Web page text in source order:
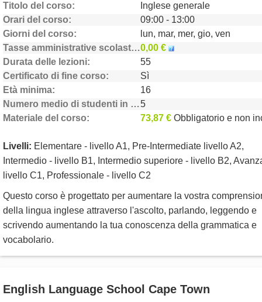
Titolo del corso
Inglese generale
Orari del corso
09:00 - 13:00
Giorni del corso
lun, mar, mer, gio, ven
Tasse amministrative scolastiche0,00 €
Durata delle lezioni
55
Certificato di fine corso
Sì
Età minima
16
Numero medio di studenti in classe5
Materiale del corso
73,87 € Obbligatorio e non
Livelli: Elementare - livello A1, Pre-Intermediate livello A2,
Intermedio - livello B1, Intermedio superiore - livello B2,
livello C1, Professionale - livello C2
Questo corso è progettato per aumentare la vostra
della lingua inglese attraverso l'ascolto, parlando, leggendo e
scrivendo aumentando la tua conoscenza della grammatica e
vocabolario.
English Language School Cape Town